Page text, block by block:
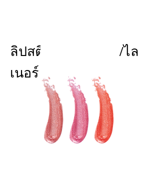
BB Creams
ลิปสติก/กลอส/ทินท์/ไล
เนอร์